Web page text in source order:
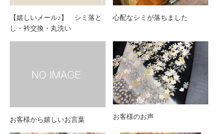
【嬉しいメール♪】 シミ落と
し・衿交換・丸洗い
心配なシミが落ちました
お客様から嬉しいお言葉 お客様のお声